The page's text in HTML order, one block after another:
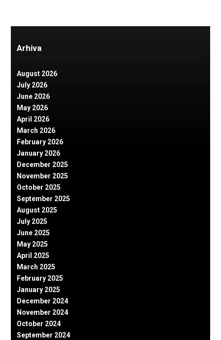
Arhiva
August 2026
July 2026
June 2026
May 2026
April 2026
March 2026
February 2026
January 2026
December 2025
November 2025
October 2025
September 2025
August 2025
July 2025
June 2025
May 2025
April 2025
March 2025
February 2025
January 2025
December 2024
November 2024
October 2024
September 2024